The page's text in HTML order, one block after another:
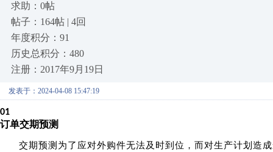
求助：0帖
帖子：164帖 | 4回
年度积分：91
历史总积分：480
注册：2017年9月19日
发表于：2024-04-08 15:47:19
01
订单交期预测
交期预测为了应对外购件无法及时到位，而对生产计划造